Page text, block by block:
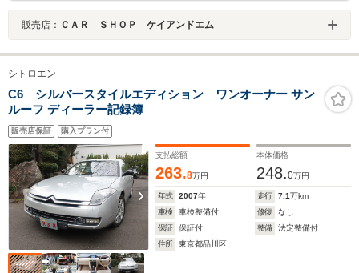
販売店： ＣＡＲ ＳＨＯＰ ケイアンドエム
シトロエン
C6 シルバースタイルエディション ワンオーナー サン
ルーフ ディーラー記録簿
販売店保証 購入プラン付
支払総額
263.8万円
本体価格
248.0万円
年式 2007年 走行 7.1万km
車検
車検整備付 修復
なし
保証
保証付 整備
法定整備付
住所
東京都品川区